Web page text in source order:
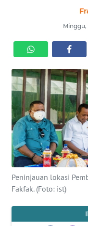
Minggu,
Peninjauan lokasi
Fakfak. (Foto: ist)
SERBI
OPINI
Informasi
INDEKS
BERITA
KONTAK
KAMI
INFO
TENTANG